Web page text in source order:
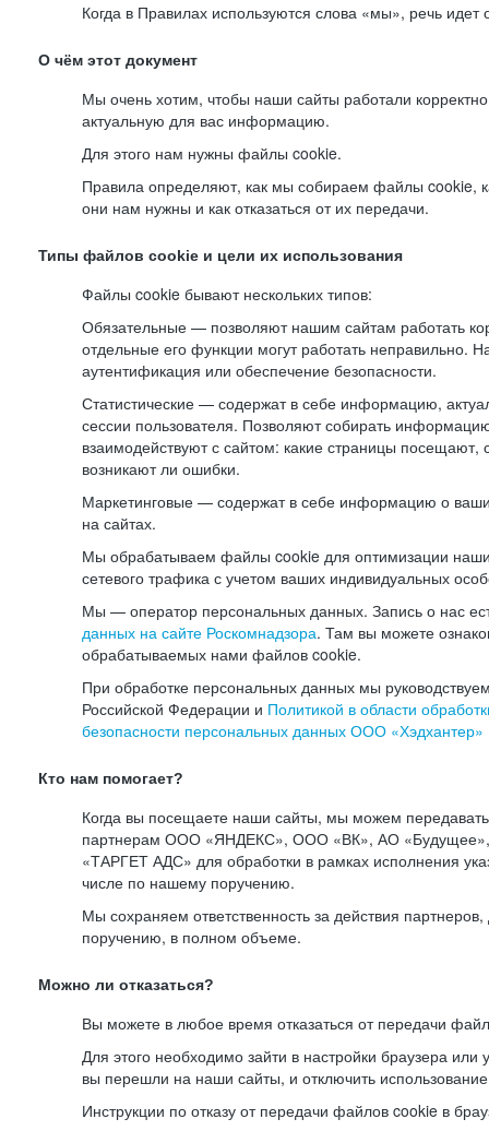
Когда в Правилах используются слова «мы», речь
О чём этот документ
Мы очень хотим, чтобы наши сайты работали
актуальную для вас информацию.
Для этого нам нужны файлы cookie.
Правила определяют, как мы собираем файлы cookie,
они нам нужны и как отказаться от их передачи.
Типы файлов cookie и цели их использования
Файлы cookie бывают нескольких типов:
Обязательные — позволяют нашим сайтам работать
отдельные его функции могут работать неправильно.
аутентификация или обеспечение безопасности.
Статистические — содержат в себе информацию,
сессии пользователя. Позволяют собирать
взаимодействуют с сайтом: какие страницы посещают,
возникают ли ошибки.
Маркетинговые — содержат в себе информацию о
на сайтах.
Мы обрабатываем файлы cookie для оптимизации
сетевого трафика с учетом ваших индивидуальных
Мы — оператор персональных данных. Запись о нас
данных на сайте Роскомнадзора. Там вы можете
обрабатываемых нами файлов cookie.
При обработке персональных данных мы
Российской Федерации и Политикой в области
безопасности персональных данных ООО «Хэдхантер»
Кто нам помогает?
Когда вы посещаете наши сайты, мы можем
партнерам ООО «ЯНДЕКС», ООО «ВК», АО
«ТАРГЕТ АДС» для обработки в рамках исполнения
числе по нашему поручению.
Мы сохраняем ответственность за действия
поручению, в полном объеме.
Можно ли отказаться?
Вы можете в любое время отказаться от передачи
Для этого необходимо зайти в настройки браузера или
вы перешли на наши сайты, и отключить
Инструкции по отказу от передачи файлов cookie в